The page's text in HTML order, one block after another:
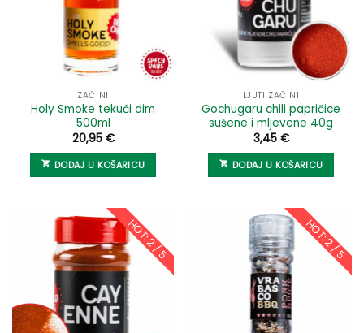
ZAČINI
Holy Smoke tekući dim
500ml
20,95 €
DODAJ U KOŠARICU
LJUTI ZAČINI
Gochugaru chili papričice
sušene i mljevene 40g
3,45 €
DODAJ U KOŠARICU
HOT: 2 / 5 HOT: 2 / 5